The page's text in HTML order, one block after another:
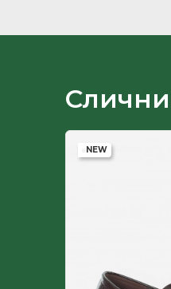
Лице
Постава
NEW